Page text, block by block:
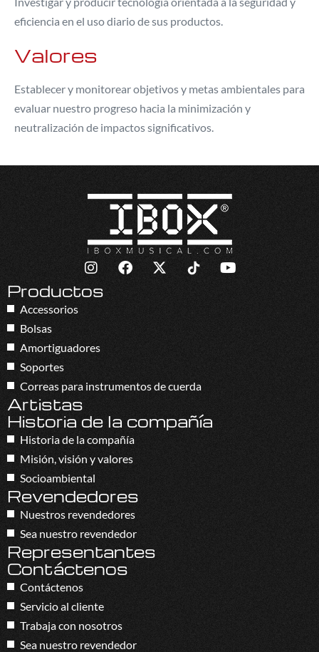
eficiencia en el uso diario de sus productos.
Valores
Establecer y monitorear objetivos y metas ambientales para
evaluar nuestro progreso hacia la minimización y
neutralización de impactos significativos.
Productos
Accessorios
Bolsas
Amortiguadores
Soportes
Correas para instrumentos de cuerda
Artistas
Historia de la compañía
Historia de la compañía
Misión, visión y valores
Socioambiental
Revendedores
Nuestros revendedores
Sea nuestro revendedor
Representantes
Contáctenos
Contáctenos
Servicio al cliente
Trabaja con nosotros
Sea nuestro revendedor